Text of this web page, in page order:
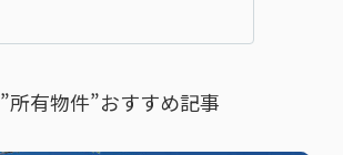
”所有物件”おすすめ記事